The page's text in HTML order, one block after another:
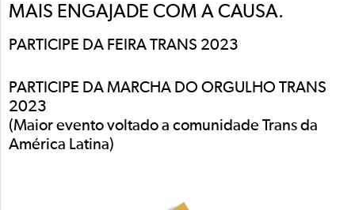
MAIS ENGAJADE COM A CAUSA.
PARTICIPE DA FEIRA TRANS 2023
PARTICIPE DA MARCHA DO ORGULHO TRANS
2023
(Maior evento voltado a comunidade Trans da
América Latina)